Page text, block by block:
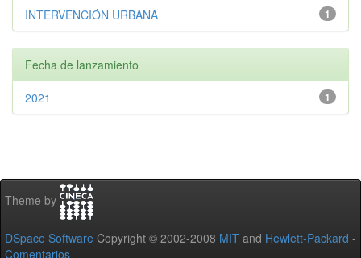
1
INTERVENCIÓN URBANA
Fecha de lanzamiento
1
2021
Theme by
DSpace Software Copyright © 2002-2008 MIT and Hewlett-Packard -
Comentarios